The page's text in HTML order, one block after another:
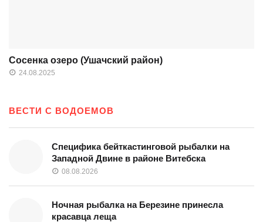
Сосенка озеро (Ушачский район)
24.08.2025
ВЕСТИ С ВОДОЕМОВ
Специфика бейткастинговой рыбалки на
Западной Двине в районе Витебска
08.08.2026
Ночная рыбалка на Березине принесла
красавца леща